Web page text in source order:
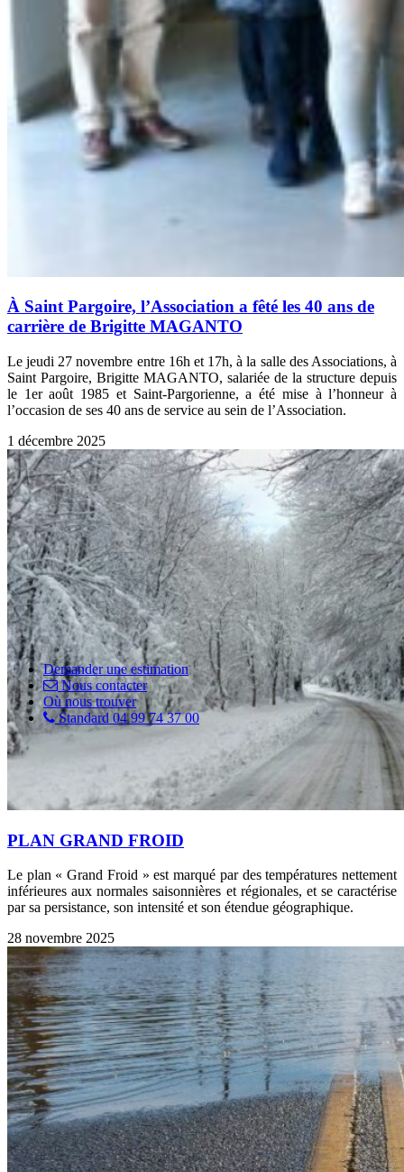
À Saint Pargoire, l’Association a fêté les 40 ans de
carrière de Brigitte MAGANTO
Le jeudi 27 novembre entre 16h et 17h, à la salle des Associations, à
Saint Pargoire, Brigitte MAGANTO, salariée de la structure depuis
le 1er août 1985 et Saint-Pargorienne, a été mise à l’honneur à
l’occasion de ses 40 ans de service au sein de l’Association.
1 décembre 2025
PLAN GRAND FROID
Le plan « Grand Froid » est marqué par des températures nettement
inférieures aux normales saisonnières et régionales, et se caractérise
par sa persistance, son intensité et son étendue géographique.
28 novembre 2025
Demander une estimation
Nous contacter
Où nous trouver
Standard 04 99 74 37 00